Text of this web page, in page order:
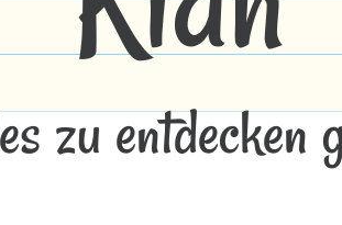
zu entdecken